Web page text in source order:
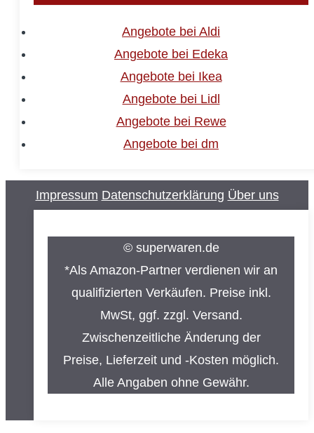
Angebote bei Aldi
Angebote bei Edeka
Angebote bei Ikea
Angebote bei Lidl
Angebote bei Rewe
Angebote bei dm
Impressum Datenschutzerklärung Über uns
© superwaren.de
*Als Amazon-Partner verdienen wir an
qualifizierten Verkäufen. Preise inkl.
MwSt, ggf. zzgl. Versand.
Zwischenzeitliche Änderung der
Preise, Lieferzeit und -Kosten möglich.
Alle Angaben ohne Gewähr.